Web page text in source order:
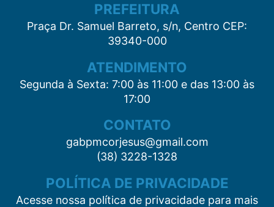
PREFEITURA
Praça Dr. Samuel Barreto, s/n, Centro CEP:
39340-000
ATENDIMENTO
Segunda à Sexta: 7:00 às 11:00 e das 13:00 às
17:00
CONTATO
gabpmcorjesus@gmail.com
(38) 3228-1328
POLÍTICA DE PRIVACIDADE
Acesse nossa política de privacidade para mais